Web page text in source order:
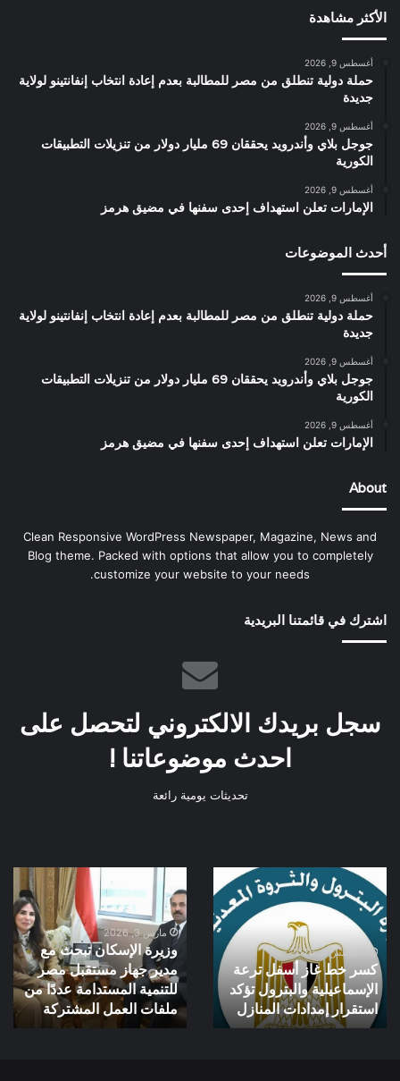
الأكثر مشاهدة
أغسطس 9, 2026
حملة دولية تنطلق من مصر للمطالبة بعدم إعادة انتخاب إنفانتينو لولاية
جديدة
أغسطس 9, 2026
جوجل بلاي وأندرويد يحققان 69 مليار دولار من تنزيلات التطبيقات
الكورية
أغسطس 9, 2026
الإمارات تعلن استهداف إحدى سفنها في مضيق هرمز
أحدث الموضوعات
أغسطس 9, 2026
حملة دولية تنطلق من مصر للمطالبة بعدم إعادة انتخاب إنفانتينو لولاية
جديدة
أغسطس 9, 2026
جوجل بلاي وأندرويد يحققان 69 مليار دولار من تنزيلات التطبيقات
الكورية
أغسطس 9, 2026
الإمارات تعلن استهداف إحدى سفنها في مضيق هرمز
About
Clean Responsive WordPress Newspaper, Magazine, News and
Blog theme. Packed with options that allow you to completely
customize your website to your needs.
اشترك في قائمتنا البريدية
سجل بريدك الالكتروني لتحصل على
احدث موضوعاتنا !
تحديثات يومية رائعة
خط
غاز
أسفل
ترعة
الإسماعيلية
والبترول
تؤكد
استقرار
أغسطس 9, 2026
كسر خط غاز أسفل ترعة
الإسماعيلية والبترول تؤكد
استقرار إمدادات المنازل
وزيرة
الإسكان
تبحث
مع
مدير
جهاز
مستقبل
مصر
للتنمية
مارس 3, 2026
وزيرة الإسكان تبحث مع
مدير جهاز مستقبل مصر
للتنمية المستدامة عددًا من
ملفات العمل المشتركة